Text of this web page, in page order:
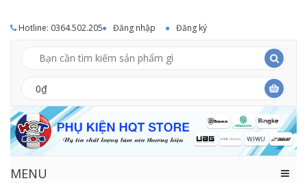
Hotline: 0364.502.205 Đăng nhập Đăng ký
0₫
MENU